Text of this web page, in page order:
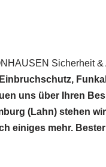
Sicherheit &
uns über Ihren
(Lahn) stehen
einiges mehr.